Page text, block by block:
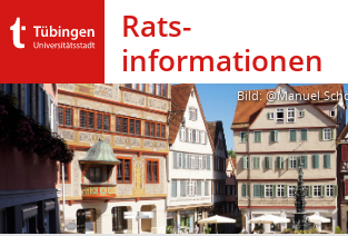
Rats­
informationen
Bild: @Manuel